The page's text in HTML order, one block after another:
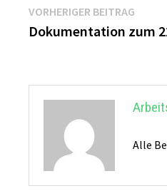
VORHERIGER BEITRAG
Dokumentation zum
Alle